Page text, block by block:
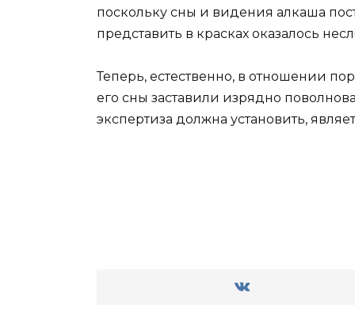
поскольку сны и видения алкаша
представить в красках оказалось
Теперь, естественно, в отношении
его сны заставили изрядно
экспертиза должна установить,